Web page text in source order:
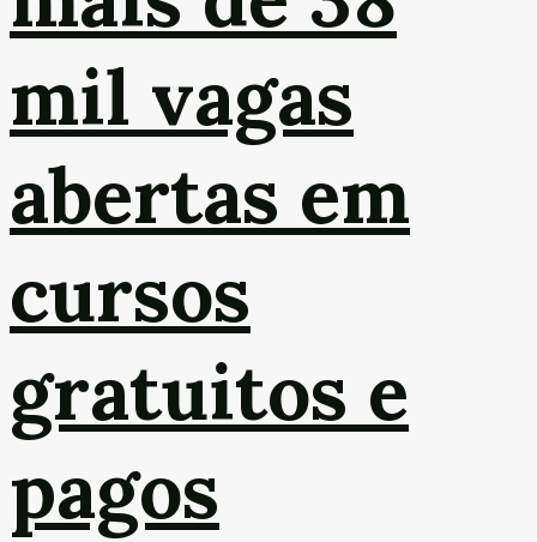
mil vagas
abertas em
cursos
gratuitos e
pagos